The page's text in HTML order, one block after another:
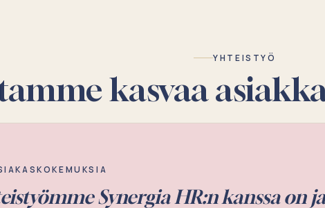
YHTEISTYÖ
kasvaa
on ollut sujuvaa ja tekijät ovat
tarpeisiin.